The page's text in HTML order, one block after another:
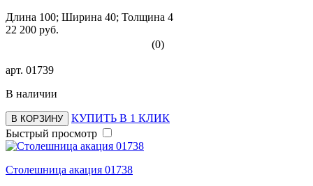
Длина 100; Ширина 40; Толщина 4
22 200 руб.
(0)
арт. 01739
В наличии
В КОРЗИНУ
КУПИТЬ В 1 КЛИК
Быстрый просмотр
Столешница акация 01738